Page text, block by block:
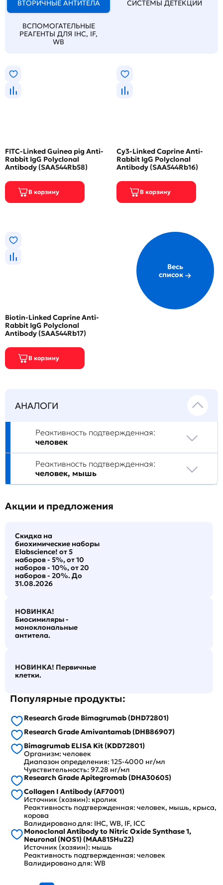
ВТОРИЧНЫЕ АНТИТЕЛА СИСТЕМЫ ДЕТЕКЦИИ
ВСПОМОГАТЕЛЬНЫЕ
РЕАГЕНТЫ ДЛЯ IHC, IF,
WB
FITC-Linked Guinea pig Anti-
Rabbit IgG Polyclonal
Antibody (SAA544Rb58)
Cy3-Linked Caprine Anti-
Rabbit IgG Polyclonal
Antibody (SAA544Rb16)
Biotin-Linked Caprine Anti-
Rabbit IgG Polyclonal
Antibody (SAA544Rb17)
Весь
список
АНАЛОГИ
Реактивность подтвержденная:
человек
Реактивность подтвержденная:
человек, мышь
Акции и предложения
Скидка на
биохимические наборы
Elabscience! от 5
наборов - 5%, от 10
наборов - 10%, от 20
наборов - 20%. До
31.08.2026
НОВИНКА!
Биосимиляры -
моноклональные
антитела.
НОВИНКА! Первичные
клетки.
Популярные продукты:
Research Grade Bimagrumab (DHD72801)
Research Grade Amivantamab (DHB86907)
Bimagrumab ELISA Kit (KDD72801)
Организм: человек
Диапазон определения: 125-4000 нг/мл
Чувствительность: 97.28 нг/мл
Research Grade Apitegromab (DHA30605)
Collagen I Antibody (AF7001)
Источник (хозяин): кролик
Реактивность подтвержденная: человек, мышь, крыса,
корова
Валидировано для: IHC, WB, IF, ICC
Monoclonal Antibody to Nitric Oxide Synthase 1,
Neuronal (NOS1) (MAA815Hu22)
Источник (хозяин): мышь
Реактивность подтвержденная: человек
Валидировано для: WB